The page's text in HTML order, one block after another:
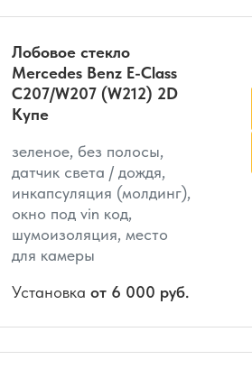
Лобовое стекло
Mercedes Benz E-Class
C207/W207 (W212) 2D
Купе
зеленое, без полосы,
датчик света / дождя,
инкапсуляция (молдинг),
окно под vin код,
шумоизоляция, место
для камеры
Установка от 6 000 руб.